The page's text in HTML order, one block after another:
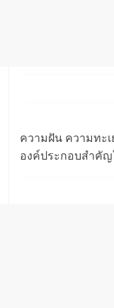
ความฝัน ความทะ
องค์ประกอบสำคั